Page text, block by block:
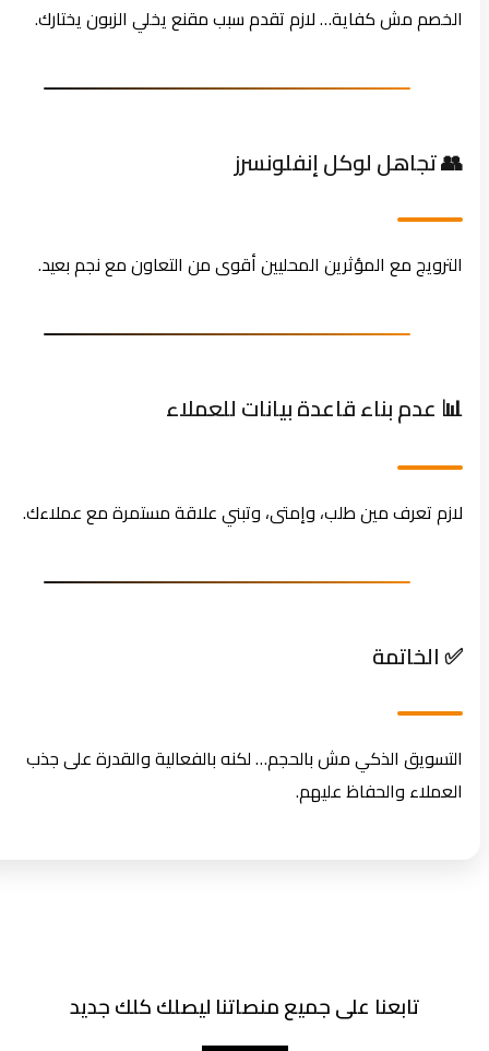
الخصم مش كفاية… لازم تقدم سبب مقنع يخلي الزبون يختارك.
👥 تجاهل لوكل إنفلونسرز
الترويج مع المؤثرين المحليين أقوى من التعاون مع نجم بعيد.
📊 عدم بناء قاعدة بيانات للعملاء
لازم تعرف مين طلب، وإمتى، وتبني علاقة مستمرة مع عملاءك.
✅ الخاتمة
التسويق الذكي مش بالحجم… لكنه بالفعالية والقدرة على جذب
العملاء والحفاظ عليهم.
تابعنا على جميع منصاتنا ليصلك كلك جديد